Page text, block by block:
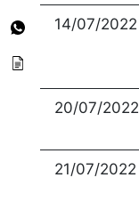
14/07/2022
20/07/2022
21/07/2022